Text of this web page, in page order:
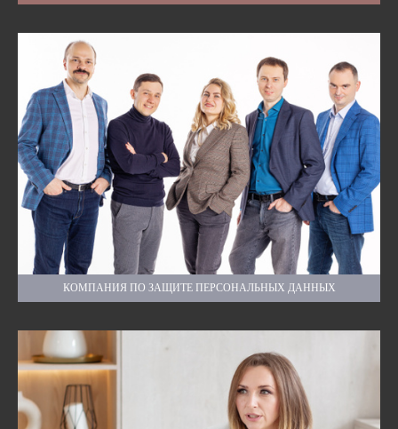
КОМПАНИЯ ПО ЗАЩИТЕ ПЕРСОНАЛЬНЫХ ДАННЫХ